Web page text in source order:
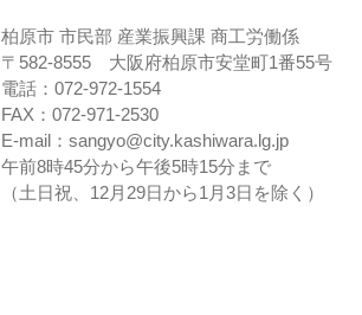
柏原市 市民部 産業振興課 商工労働係
〒582-8555 大阪府柏原市安堂町1番55号
電話：072-972-1554
FAX：072-971-2530
E-mail：sangyo@city.kashiwara.lg.jp
午前8時45分から午後5時15分まで
（土日祝、12月29日から1月3日を除く）